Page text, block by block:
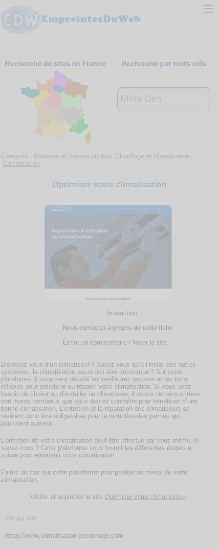
☰
Webmaster
Contact
Support
Recherche de sites en France Recherche par mots clés
Catégorie : Bâtiment et travaux publics
Chauffage et climatisation
Climatisation
Optimiser votre climatisation
Interaction
Nous contacter à propos de cette fiche
Écrire un commentaire / Noter le site
Disposez-vous d’un climatiseur ? Savez-vous qu’à l’instar des autres
systèmes, la climatisation aussi doit être entretenue ? Sur cette
plateforme, il vous sera dévoilé les meilleures astuces et les bons
réflexes pour entretenir ou réparer votre climatisation. Si vous avez
besoin de choisir ou d’installer un climatiseur, il existe certains critères
non moins nombreux que vous devrez connaitre pour bénéficier d’une
bonne climatisation. L’entretien et la réparation des climatiseurs se
révèlent donc être obligatoires pour la réduction des pannes qui
pourraient survenir.
L’entretien de votre climatisation peut-être effectué par vous-même, le
savez-vous ? Cette plateforme vous fournit les différentes étapes à
suivre pour entretenir votre climatisation.
Faites un tour sur cette plateforme pour profiter au mieux de votre
climatisation.
Visiter et apprécier le site Optimiser votre climatisation
Url du site
https://www.climatisation-depannage.com